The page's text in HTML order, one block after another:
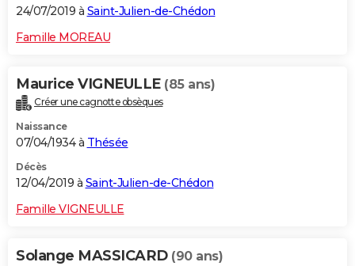
24/07/2019 à Saint-Julien-de-Chédon
Famille MOREAU
Maurice VIGNEULLE (85 ans)
Créer une cagnotte obsèques
Naissance
07/04/1934 à Thésée
Décès
12/04/2019 à Saint-Julien-de-Chédon
Famille VIGNEULLE
Solange MASSICARD (90 ans)